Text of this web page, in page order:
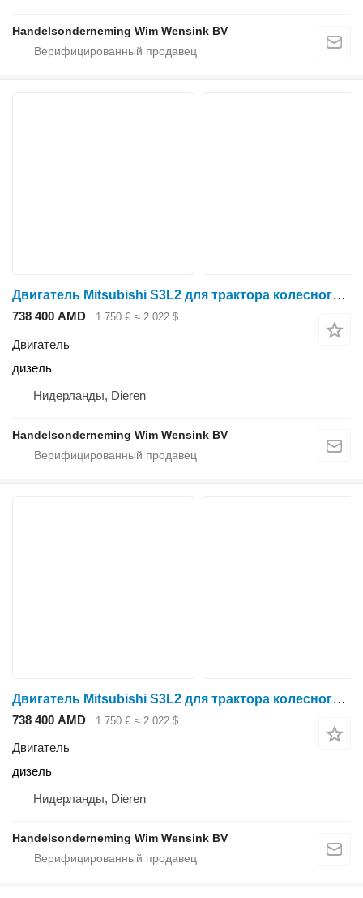
Handelsonderneming Wim Wensink BV
Двигатель Mitsubishi S3L2 для трактора колесного New Holland
738 400 AMD 1 750 € ≈ 2 022 $
Двигатель
дизель
Нидерланды, Dieren
Handelsonderneming Wim Wensink BV
Двигатель Mitsubishi S3L2 для трактора колесного Mitsubishi MM30T
738 400 AMD 1 750 € ≈ 2 022 $
Двигатель
дизель
Нидерланды, Dieren
Handelsonderneming Wim Wensink BV